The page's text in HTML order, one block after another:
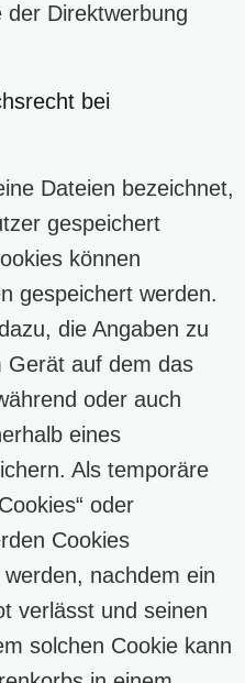
Direktwerbung
bei
Dateien bezeichnet,
gespeichert
können
gespeichert werden.
die Angaben zu
Gerät auf dem das
oder auch
eines
Als temporäre
oder
Cookies
nachdem ein
verlässt und seinen
solchen Cookie kann